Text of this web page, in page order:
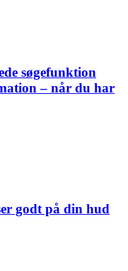
søgefunktion
– når du har
godt på din hud